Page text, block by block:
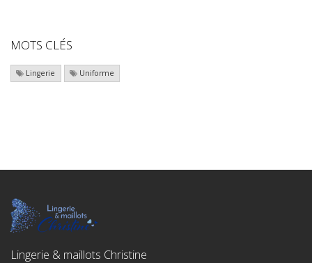
MOTS CLÉS
Lingerie Uniforme
Lingerie & maillots Christine